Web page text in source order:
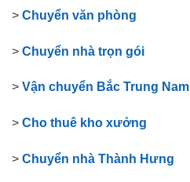
> Chuyển văn phòng
> Chuyển nhà trọn gói
> Vận chuyển Bắc Trung Nam
> Cho thuê kho xưởng
> Chuyển nhà Thành Hưng